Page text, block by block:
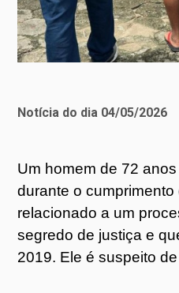
Notícia do dia 04/05/2026
Um homem de 72
durante o
relacionado a um
segredo de justiça e
2019. Ele é suspeito